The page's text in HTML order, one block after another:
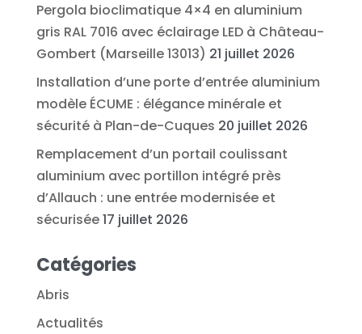
Pergola bioclimatique 4×4 en aluminium
gris RAL 7016 avec éclairage LED à Château-
Gombert (Marseille 13013) 21 juillet 2026
Installation d’une porte d’entrée aluminium
modèle ÉCUME : élégance minérale et
sécurité à Plan-de-Cuques 20 juillet 2026
Remplacement d’un portail coulissant
aluminium avec portillon intégré près
d’Allauch : une entrée modernisée et
sécurisée17 juillet 2026
Catégories
Abris
Actualités